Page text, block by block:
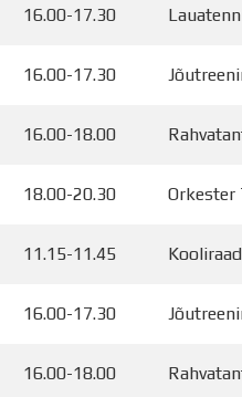
16.00-17.30
16.00-17.30
16.00-18.00
18.00-20.30 Orkester
11.15-11.45
16.00-17.30
16.00-18.00